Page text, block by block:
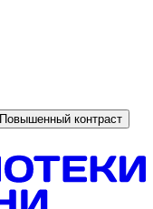
Повышенный контраст